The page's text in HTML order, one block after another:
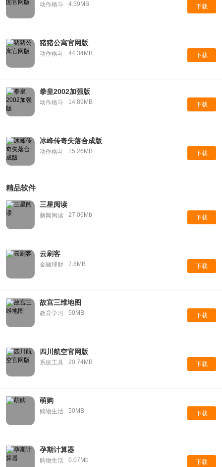
动作格斗 4.59MB 下载
猪猪公寓官网版
动作格斗 44.34MB 下载
拳皇2002加强版
动作格斗 14.89MB 下载
冰峰传奇失落合成版
动作格斗 15.26MB 下载
精品软件
三星阅读
新闻阅读 27.06Mb 下载
云刷客
金融理财 7.8MB 下载
故宫三维地图
教育学习 50MB 下载
四川航空官网版
系统工具 20.74MB 下载
萌购
购物生活 50MB 下载
孕期计算器
购物生活 0.07Mb 下载